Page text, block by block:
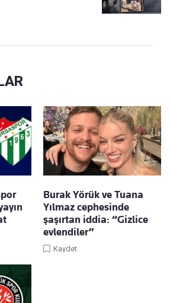
Burak Yörük ve Tuana
Yılmaz cephesinde
şaşırtan iddia: “Gizlice
evlendiler”
Kaydet